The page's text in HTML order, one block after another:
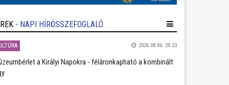
- NAPI HÍRÖSSZEFOGLALÓ
2026.08.06. 20:23
a Királyi Napokra - féláronkapható a kombinált